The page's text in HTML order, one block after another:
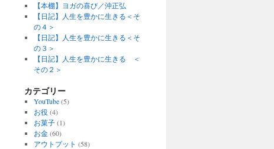
【本棚】ヨガの喜び／沖正弘
【日記】人生を豊かに生きる＜そ
の４＞
【日記】人生を豊かに生きる＜そ
の３＞
【日記】人生を豊かに生きる ＜
その２＞
カテゴリー
YouTube(5)
お役(4)
お菓子(1)
お金(60)
アウトプット (58)